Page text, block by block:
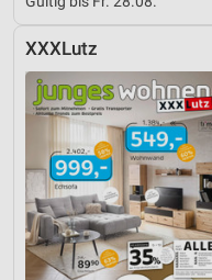
XXXLutz